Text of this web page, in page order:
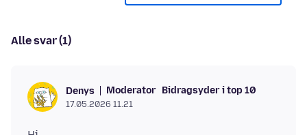
Alle svar (1)
Denys Moderator Bidragsyder i top 10
17.05.2026 11.21